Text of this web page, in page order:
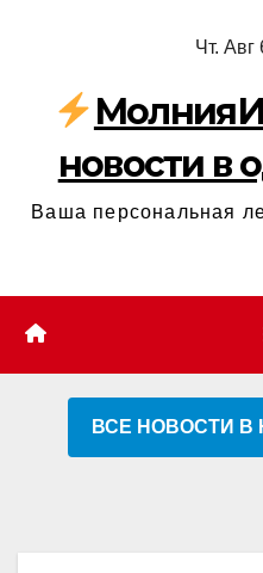
содержимому
Чт. Авг
новости в
Ваша персональная
ВСЕ НОВОСТИ В